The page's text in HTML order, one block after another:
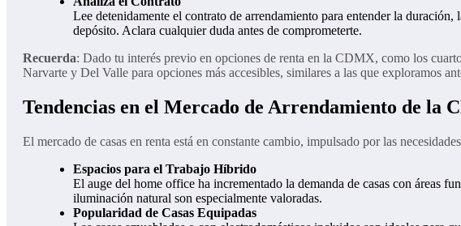
Lee detenidamente el contrato de arrendamiento para entender la
depósito. Aclara cualquier duda antes de comprometerte.
Recuerda: Dado tu interés previo en opciones de renta en la CDMX, como los
Narvarte y Del Valle para opciones más accesibles, similares a las que exploramos
Tendencias en el Mercado de Arrendamiento de la
El mercado de casas en renta está en constante cambio, impulsado por las
Espacios para el Trabajo Híbrido
El auge del home office ha incrementado la demanda de casas con áreas
iluminación natural son especialmente valoradas.
Popularidad de Casas Equipadas